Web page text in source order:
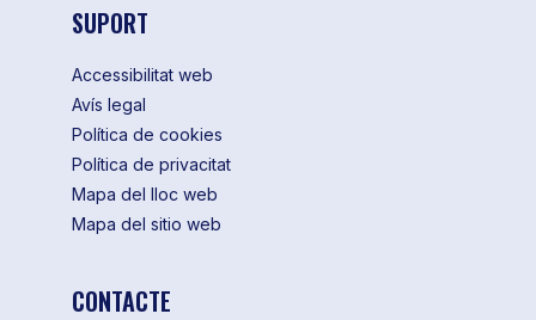
SUPORT
Accessibilitat web
Avís legal
Política de cookies
Política de privacitat
Mapa del lloc web
Mapa del sitio web
CONTACTE